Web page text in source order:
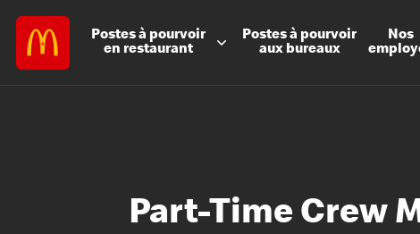
Postes à pourvoir
en restaurant
Postes à pourvoir
aux bureaux
Nos
Part-Time Crew